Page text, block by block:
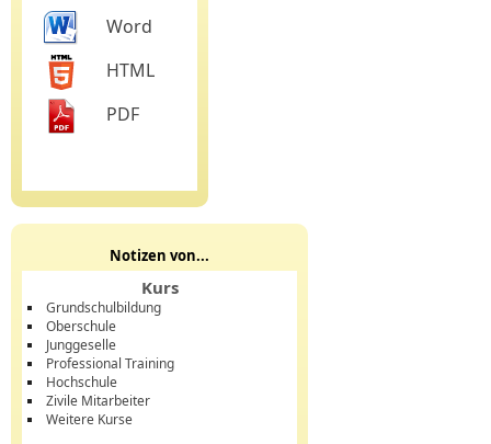
Word
HTML
PDF
Notizen von...
Kurs
Grundschulbildung
Oberschule
Junggeselle
Professional Training
Hochschule
Zivile Mitarbeiter
Weitere Kurse